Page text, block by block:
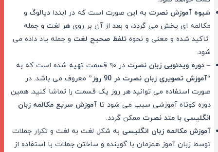
شیوه آموزش نصرتبه این صورت است که در ابتدا دیالوگ و
مکالمه ای پخش می گردد، و بعد از آن بر روی هر لغت و جمله
تاکید شده و معنی و نحوه تلفظ صحیح لغتو جمله یاد داده می
شود.
– دوره ویدئویی زبان نصرت
در ۹۰ قسمت تهیه شده است که به
“آموزش تصویری زبان نصرت در 90 روز
” معروف می باشد. در
صورت استفاده می توانید هر روز یک قسمت را تماشا کنید. همین
دوره کوتاه آموزشی سبب می شود تا آموزش سریع مکالمه زبان
انگلیسی با متد نصرتممکن گردد.
آموزش مکالمه زبان انگلیسیبه شکل لغت به لغت و تکرار جملات
توسط زبان آموز همزمان با گوینده و ساختن جملات با استفاده از